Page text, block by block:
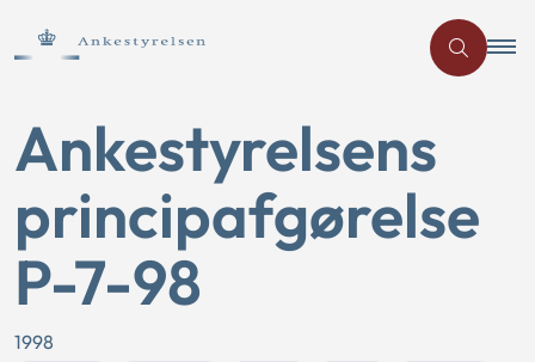
Ankestyrelsens
principafgørelse
P-7-98
1998